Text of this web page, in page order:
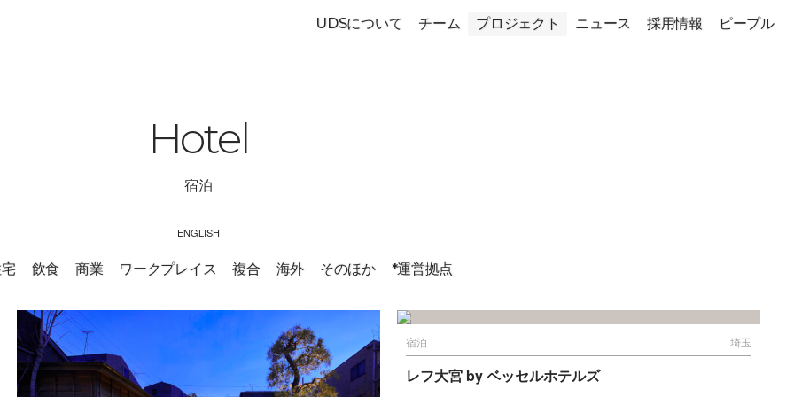
UDSについて チーム プロジェクト ニュース 採用情報 ピープル
Hotel
宿泊
ENGLISH
飲食 商業 ワークプレイス 複合 海外 そのほか *運営拠点
宿泊 埼玉
レフ大宮 by ベッセルホテルズ